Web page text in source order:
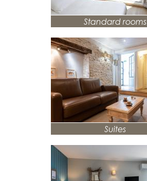
Standard rooms
Suites